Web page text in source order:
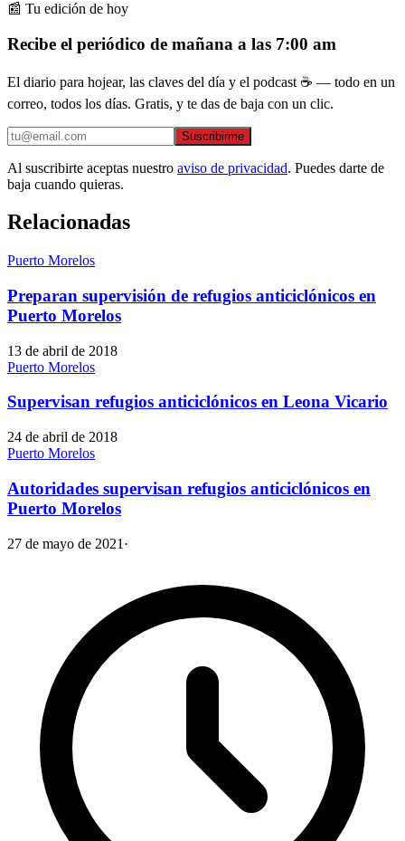
📰 Tu edición de hoy
Recibe el periódico de mañana a las 7:00 am
El diario para hojear, las claves del día y el podcast ☕ — todo en un
correo, todos los días. Gratis, y te das de baja con un clic.
Suscribirme
Al suscribirte aceptas nuestro aviso de privacidad. Puedes darte de
baja cuando quieras.
Relacionadas
Puerto Morelos
Preparan supervisión de refugios anticiclónicos en
Puerto Morelos
13 de abril de 2018
Puerto Morelos
Supervisan refugios anticiclónicos en Leona Vicario
24 de abril de 2018
Puerto Morelos
Autoridades supervisan refugios anticiclónicos en
Puerto Morelos
27 de mayo de 2021 ·